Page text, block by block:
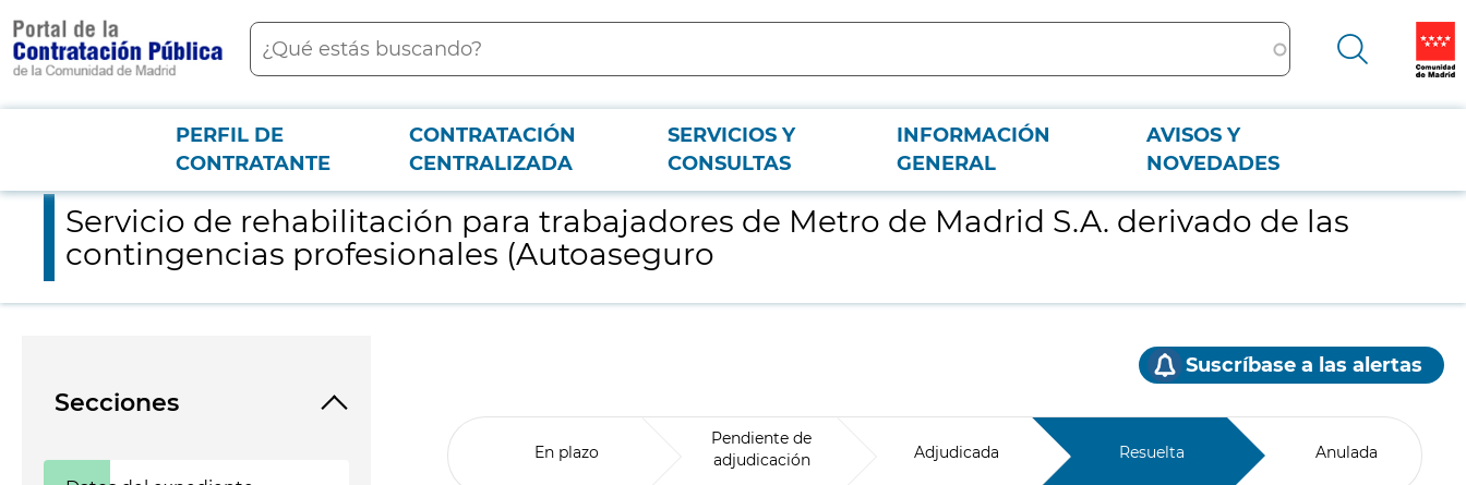
contenido
principal
Buscar
Menú PCON
PERFIL DE
CONTRATANTE
CONTRATACIÓN
CENTRALIZADA
SERVICIOS Y
CONSULTAS
INFORMACIÓN
GENERAL
AVISOS Y
NOVEDADES
Servicio de rehabilitación para trabajadores de Metro de Madrid S.A. derivado de las contingencias profesionales (Autoaseguro
Servicio de rehabilitación para trabajadores de Metro de Madrid S.A. derivado de las
contingencias profesionales (Autoaseguro
Secciones
Suscríbase a las alertas
En plazo
Pendiente de
adjudicación
Adjudicada Resuelta Anulada